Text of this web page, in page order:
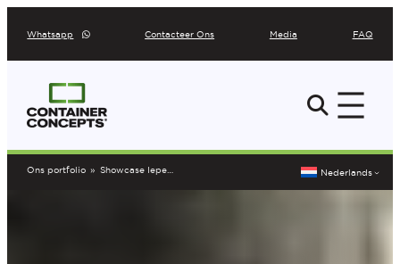
naar
inhoud
Whatsapp Contacteer Ons Media FAQ
Ons portfolio » Showcase Ieper Nederlands